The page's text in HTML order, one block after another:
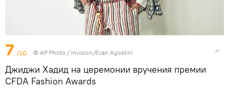
7 /10 © AP Photo / Invision/Evan Agostini
Джиджи Хадид на церемонии вручения премии
CFDA Fashion Awards